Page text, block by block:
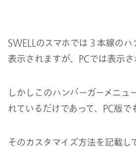
SWELLのスマホでは３本線のハ
表示されますが、PCでは表示さ
しかしこのハンバーガーメニュ
れているだけであって、PC版で
そのカスタマイズ方法を記載し